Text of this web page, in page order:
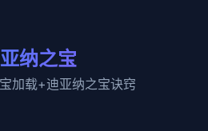
纳之宝
加载+迪亚纳之宝诀窍